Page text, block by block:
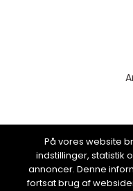
På vores website
indstillinger, statistik
annoncer. Denne
fortsat brug af